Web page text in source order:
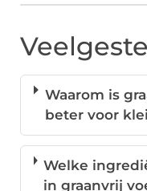
Waarom is
beter voor
Welke
in graanvrij